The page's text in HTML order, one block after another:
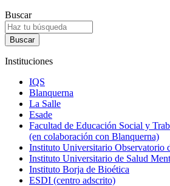
Buscar
Instituciones
IQS
Blanquerna
La Salle
Esade
Facultad de Educación Social y
(en colaboración con Blanquerna)
Instituto Universitario Observatorio
Instituto Universitario de Salud
Instituto Borja de Bioética
ESDI (centro adscrito)